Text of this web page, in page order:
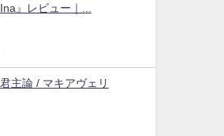
Ina』レビュー｜...
君主論 / マキアヴェリ